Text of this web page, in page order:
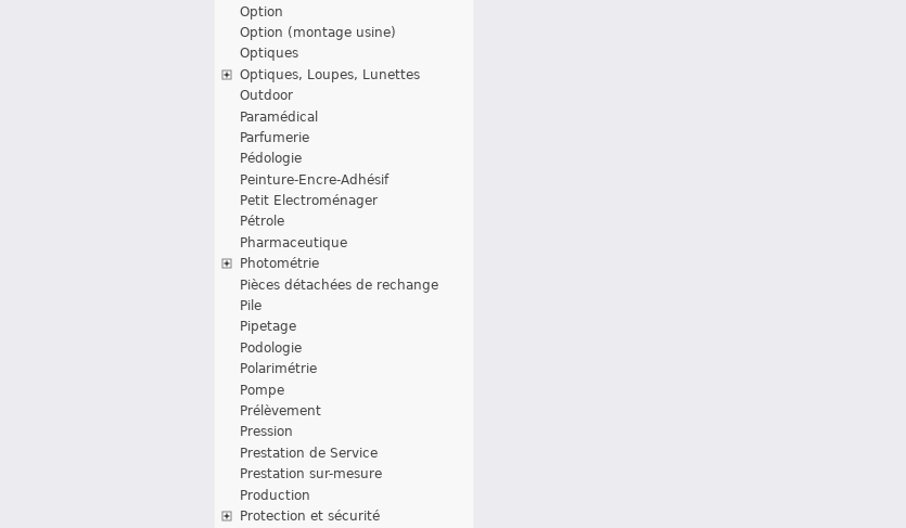
Option
Option (montage usine)
Optiques
Optiques, Loupes, Lunettes
Outdoor
Paramédical
Parfumerie
Pédologie
Peinture-Encre-Adhésif
Petit Electroménager
Pétrole
Pharmaceutique
Photométrie
Pièces détachées de rechange
Pile
Pipetage
Podologie
Polarimétrie
Pompe
Prélèvement
Pression
Prestation de Service
Prestation sur-mesure
Production
Protection et sécurité